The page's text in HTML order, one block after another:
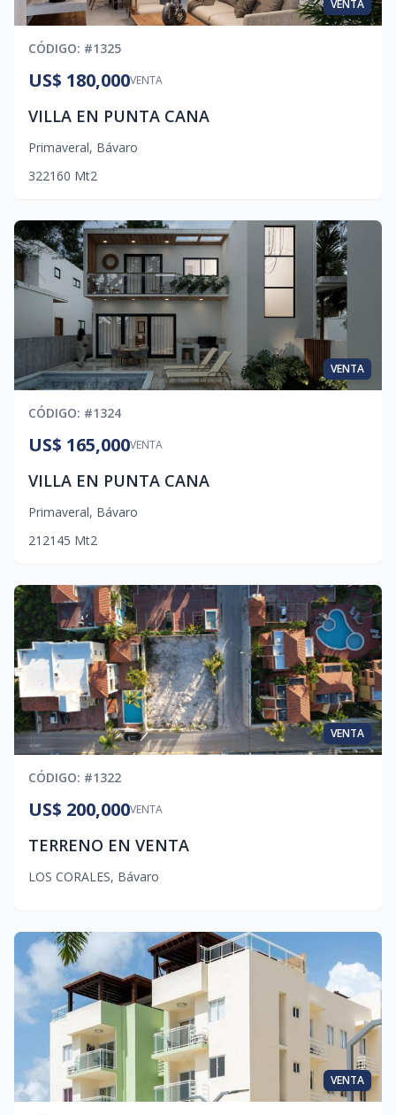
VENTA
CÓDIGO: #1325
VENTA
US$ 180,000
VILLA EN PUNTA CANA
Primaveral, Bávaro
322160 Mt2
VENTA
CÓDIGO: #1324
VENTA
US$ 165,000
VILLA EN PUNTA CANA
Primaveral, Bávaro
21 2145 Mt2
VENTA
CÓDIGO: #1322
VENTA
US$ 200,000
TERRENO EN VENTA
LOS CORALES, Bávaro
VENTA